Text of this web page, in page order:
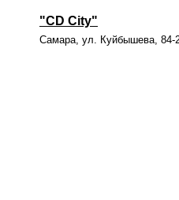
"CD City"
Самара, ул. Куйбышева,